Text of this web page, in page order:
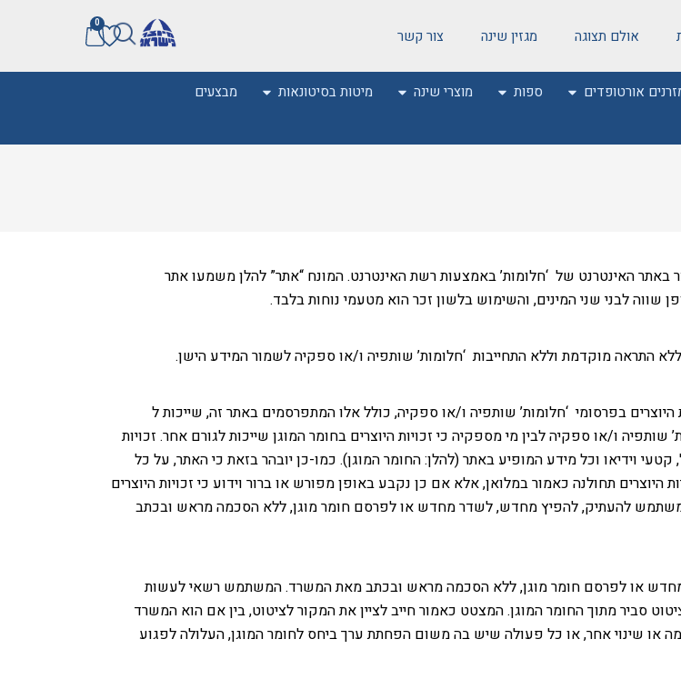
אולם תצוגה מגזין שינה צור קשר
0
אורטופדים ספות מוצרי שינה מיטות בסיטונאות מבצעים
האינטרנט של ‘חלומות’ באמצעות רשת האינטרנט. המונח “אתר” להלן משמעו אתר
שווה לבני שני המינים, והשימוש בלשון זכר הוא מטעמי נוחות בלבד.
ללא התראה מוקדמת וללא התחייבות ‘חלומות’ שותפיה ו/או ספקיה לשמור המידע הישן.
היוצרים בפרסומי ‘חלומות’ שותפיה ו/או ספקיה, כולל אלו המתפרסמים באתר זה, שייכות ל
ו/או ספקיה לבין מי מספקיה כי זכויות היוצרים בחומר המוגן שייכות לגורם אחר. זכויות
וידיאו וכל מידע המופיע באתר (להלן: החומר המוגן). כמו-כן יובהר בזאת כי האתר, על כל
היוצרים תחולנה כאמור במלואן, אלא אם כן נקבע באופן מפורש או ברור וידוע כי זכויות היוצרים
למשתמש להעתיק, להפיץ מחדש, לשדר מחדש או לפרסם חומר מוגן, ללא הסכמה מראש ובכתב
מחדש או לפרסם חומר מוגן, ללא הסכמה מראש ובכתב מאת המשרד. המשתמש רשאי לעשות
סביר מתוך החומר המוגן. המצטט כאמור חייב לציין את המקור לציטוט, בין אם הוא המשרד
או שינוי אחר, או כל פעולה שיש בה משום הפחתת ערך ביחס לחומר המוגן, העלולה לפגוע